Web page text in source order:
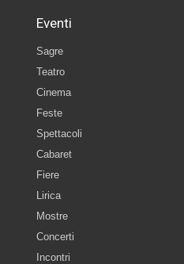
Eventi
Sagre
Teatro
Cinema
Feste
Spettacoli
Cabaret
Fiere
Lirica
Mostre
Concerti
Incontri